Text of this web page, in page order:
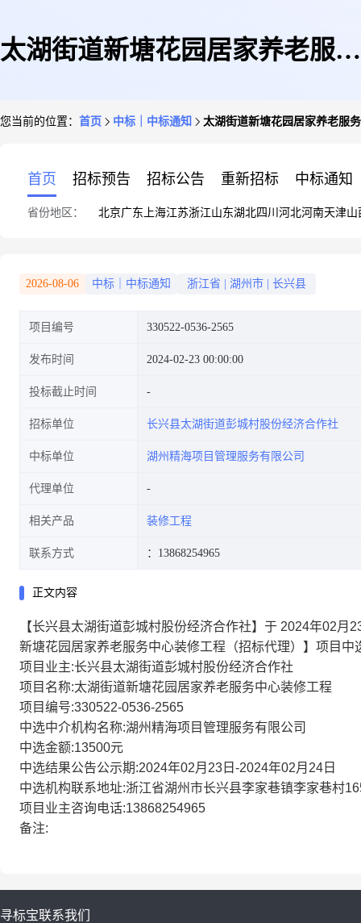
太湖街道新塘花园居家养老服务
您当前的位置： 首页 中标｜中标通知 太湖街道新塘花园居家养老服
首页 招标预告 招标公告 重新招标 中标通知
省份地区： 北京广东 上海江苏浙江山东湖北四川 河北河南天津山
2026-08-06 中标｜中标通知 浙江省 湖州市 长兴县
项目编号 330522-0536-2565
发布时间 2024-02-23 00:00:00
投标截止时间
招标单位 长兴县太湖街道彭城村股份经济合作社
中标单位 湖州精海项目管理服务有限公司
代理单位
相关产品 装修工程
联系方式 ：13868254965
正文内容
【长兴县太湖街道彭城村股份经济合作社】于 2024年02
新塘花园居家养老服务中心装修工程（招标代理）】项目
项目业主:长兴县太湖街道彭城村股份经济合作社
项目名称:太湖街道新塘花园居家养老服务中心装修工程
项目编号:330522-0536-2565
中选中介机构名称:湖州精海项目管理服务有限公司
中选金额:13500元
中选结果公告公示期:2024年02月23日-2024年02月24日
中选机构联系地址:浙江省湖州市长兴县李家巷镇李家巷村
项目业主咨询电话:13868254965
备注:
寻标宝联系我们